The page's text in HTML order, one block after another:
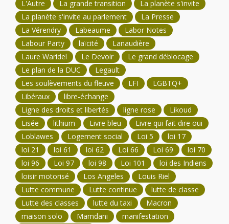
L'Autre La grande transition
La planète s'invite
La planète s'invite au parlement
La Presse
La Vérendry
Labeaume
Labor Notes
Labour Party
laïcité
Lanaudière
Laure Waridel
Le Devoir
Le grand déblocage
Le plan de la DUC
Legault
Les soulèvements du fleuve
LFI
LGBTQ+
Libéraux
libre-échange
Ligne des droits et libertés
ligne rose
Likoud
Lisée
lithium Livre bleu
Livre qui fait dire oui
Loblawes
Logement social Loi 5
loi 17
loi 21
loi 61 loi 62 Loi 66 Loi 69
loi 70
loi 96
Loi 97 loi 98 Loi 101
loi des Indiens
loisir motorisé
Los Angeles
Louis Riel
Lutte commune
Lutte continue
lutte de classe
Lutte des classes
lutte du taxi
Macron
maison solo
Mamdani
manifestation